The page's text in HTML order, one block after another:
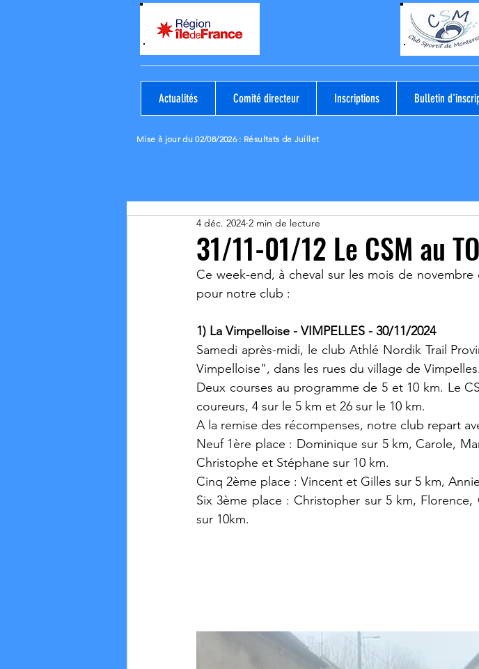
Actualités Comité directeur Inscriptions Bulletin
Mise à jour du 02/08/2026: Résultats de Juillet
31/11-01/12 Le CSM au
4 déc. 2024 2 min de lecture
Ce week-end, à cheval sur les mois de
pour notre club :
1) La Vimpelloise - VIMPELLES - 30/11/2024
Samedi après-midi, le club Athlé Nordik Trail
Vimpelloise", dans les rues du village de Vimpelles.
Deux courses au programme de 5 et 10 km. Le
coureurs, 4 sur le 5 km et 26 sur le 10 km.
A la remise des récompenses, notre club repart
Neuf 1ère place : Dominique sur 5 km, Carole,
Christophe et Stéphane sur 10 km.
Cinq 2ème place : Vincent et Gilles sur 5 km,
Six 3ème place : Christopher sur 5 km,
sur 10km.